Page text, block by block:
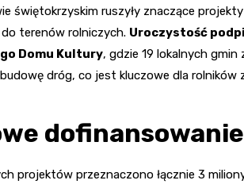
świętokrzyskim ruszyły znaczące
terenów rolniczych. Uroczystość
Domu Kultury, gdzie 19 lokalnych
dróg, co jest kluczowe dla rolników
dofinansowanie
projektów przeznaczono łącznie 3